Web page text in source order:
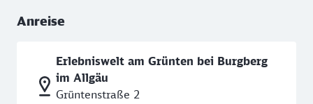
zum Museum fährt. Um nach Burgberg zu kommen,
fährst du mit der Bahn bis nach Sonthofen – nach
Haltestellen des Erzgrubenbähnles.
Erlebe Bergbau-Geschichte in drei
Anreise
Erlebniswelt am Grünten bei Burgberg
im Allgäu
Grüntenstraße 2